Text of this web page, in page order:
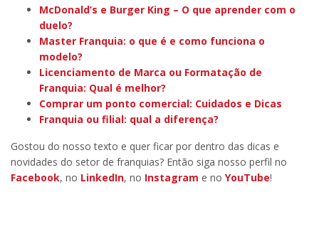
McDonald’s e Burger King – O que aprender com o
duelo?
Master Franquia: o que é e como funciona o
modelo?
Licenciamento de Marca ou Formatação de
Franquia: Qual é melhor?
Comprar um ponto comercial: Cuidados e Dicas
Franquia ou filial: qual a diferença?
Gostou do nosso texto e quer ficar por dentro das dicas e
novidades do setor de franquias? Então siga nosso perfil no
Facebook, no LinkedIn, no Instagram e no YouTube!